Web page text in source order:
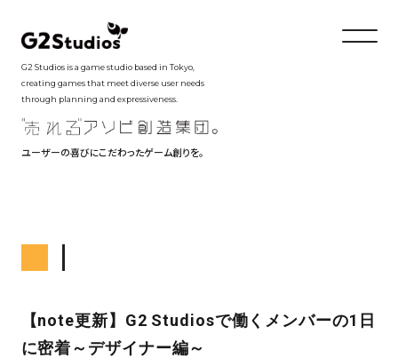
G2 Studios is a game studio based in Tokyo,
creating games that meet diverse user needs
through planning and expressiveness.
ユーザーの喜びにこだわったゲーム創りを。
【note更新】G2 Studiosで働くメンバーの1日
に密着～デザイナー編～